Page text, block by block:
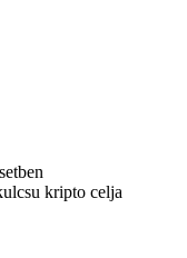
kripto celja